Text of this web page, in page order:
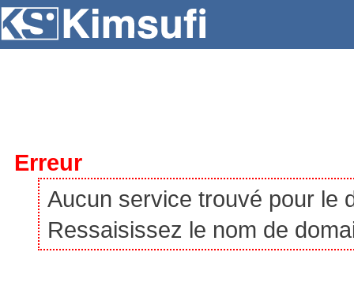
Erreur
Aucun service trouvé pour le
Ressaisissez le nom de